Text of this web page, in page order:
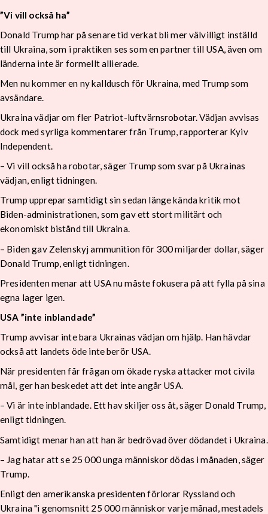
”Vi vill också ha”
Donald Trump har på senare tid verkat bli mer välvilligt inställd
till Ukraina, som i praktiken ses som en partner till USA, även om
länderna inte är formellt allierade.
Men nu kommer en ny kalldusch för Ukraina, med Trump som
avsändare.
Ukraina vädjar om fler Patriot-luftvärnsrobotar. Vädjan avvisas
dock med syrliga kommentarer från Trump, rapporterar Kyiv
Independent.
– Vi vill också ha robotar, säger Trump som svar på Ukrainas
vädjan, enligt tidningen.
Trump upprepar samtidigt sin sedan länge kända kritik mot
Biden-administrationen, som gav ett stort militärt och
ekonomiskt bistånd till Ukraina.
– Biden gav Zelenskyj ammunition för 300 miljarder dollar, säger
Donald Trump, enligt tidningen.
Presidenten menar att USA nu måste fokusera på att fylla på sina
egna lager igen.
USA ”inte inblandade”
Trump avvisar inte bara Ukrainas vädjan om hjälp. Han hävdar
också att landets öde inte berör USA.
När presidenten får frågan om ökade ryska attacker mot civila
mål, ger han beskedet att det inte angår USA.
– Vi är inte inblandade. Ett hav skiljer oss åt, säger Donald Trump,
enligt tidningen.
Samtidigt menar han att han är bedrövad över dödandet i Ukraina.
– Jag hatar att se 25 000 unga människor dödas i månaden, säger
Trump.
Enligt den amerikanska presidenten förlorar Ryssland och
Ukraina "i genomsnitt 25 000 människor varje månad, mestadels